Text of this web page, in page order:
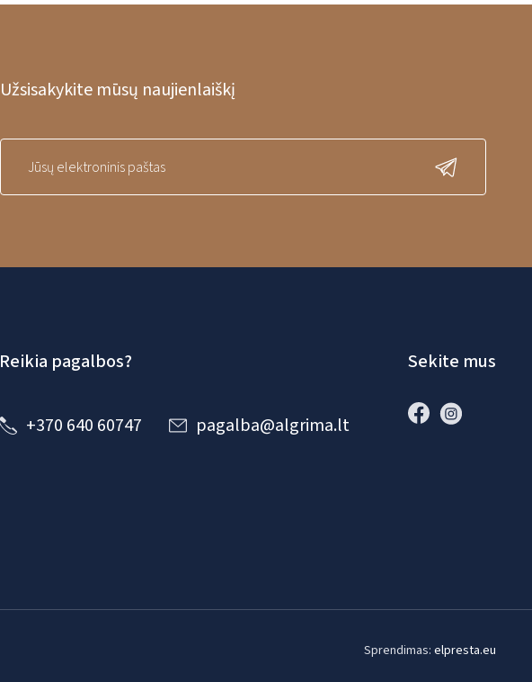
Užsisakykite mūsų naujienlaiškį
Reikia pagalbos?
+370 640 60747 pagalba@algrima.lt
Sekite mus
Sprendimas: elpresta.eu